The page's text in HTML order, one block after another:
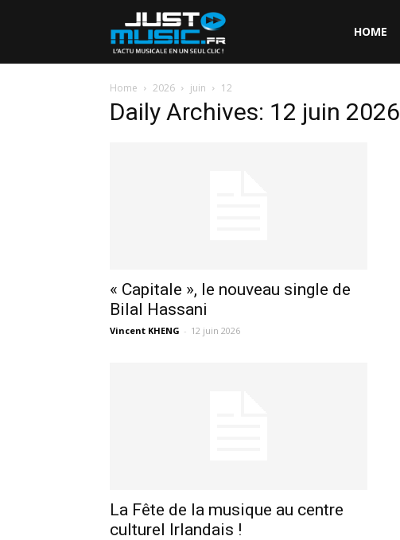
HOME
Home 2026 juin 12
Daily Archives: 12 juin 2026
« Capitale », le nouveau single de
Bilal Hassani
Vincent KHENG - 12 juin 2026
La Fête de la musique au centre
culturel Irlandais !